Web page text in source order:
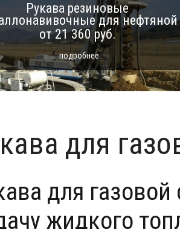
Рукава резиновые
для нефтяной
ТУ 2557-200-
05788889-2009
от 21 360 руб.
подробнее
для
для
жидкого